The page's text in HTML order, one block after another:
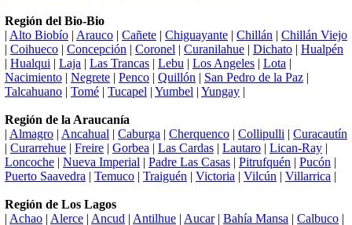
Región del Bio-Bio
| Alto Biobío | Arauco | Cañete | Chiguayante | Chillán | Chillán Viejo
| Coihueco | Concepción | Coronel | Curanilahue | Dichato | Hualpén
| Hualqui | Laja | Las Trancas | Lebu | Los Angeles | Lota |
Nacimiento | Negrete | Penco | Quillón | San Pedro de la Paz |
Talcahuano | Tomé | Tucapel | Yumbel | Yungay |
Región de la Araucanía
| Almagro | Ancahual | Caburga | Cherquenco | Collipulli | Curacautín
| Curarrehue | Freire | Gorbea | Las Cardas | Lautaro | Lican-Ray |
Loncoche | Nueva Imperial | Padre Las Casas | Pitrufquén | Pucón |
Puerto Saavedra | Temuco | Traiguén | Victoria | Vilcún | Villarrica |
Región de Los Lagos
| Achao | Alerce | Ancud | Antilhue | Aucar| Bahía Mansa | Calbuco |